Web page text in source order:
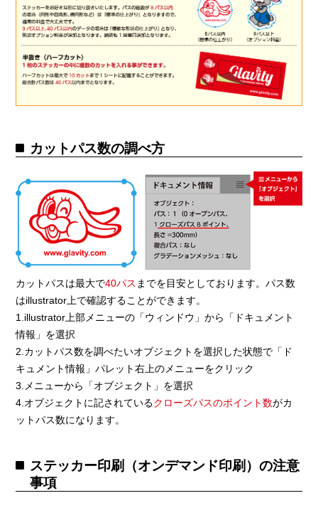
カットパス数の調べ方
カットパスは最大で40パス までを目安としております。パス数
はillustrator上で確認することができます。
1.illustrator上部メニューの「ウィンドウ」から「ドキュメント
情報」を選択
2.カットパス数を調べたいオブジェクトを選択した状態で「ド
キュメント情報」パレット右上のメニューをクリック
3.メニューから「オブジェクト」を選択
4.オブジェクトに記されているクローズパスのポイント数がカ
ットパス数になります。
ステッカー印刷（オンデマンド印刷）の注意
事項